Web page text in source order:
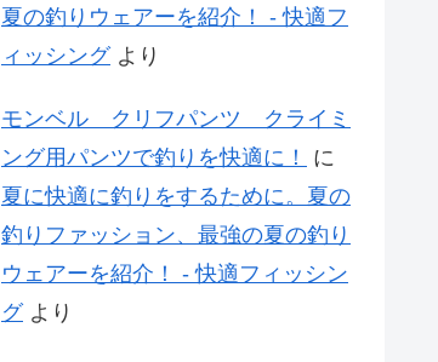
夏の釣りウェアーを紹介！ - 快適フ
ィッシングより
モンベル クリフパンツ クライミ
ング用パンツで釣りを快適に！
に
夏に快適に釣りをするために。夏の
釣りファッション、最強の夏の釣り
ウェアーを紹介！ - 快適フィッシン
グより